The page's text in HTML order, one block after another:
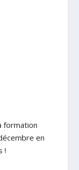
formation
en
!